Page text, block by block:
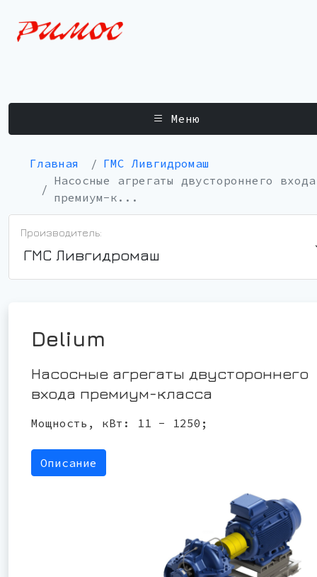
Меню
Главная
ГМС Ливгидромаш
Насосные агрегаты двустороннего входа
премиум-к...
Производитель:
ГМС Ливгидромаш
Delium
Насосные агрегаты двустороннего
входа премиум-класса
Мощность, кВт: 11 - 1250;
Описание